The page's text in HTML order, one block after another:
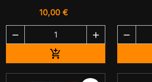
10,00 €
 

